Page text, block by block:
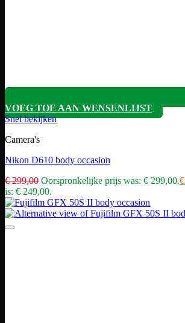
VOEG TOE AAN WENSENLIJST
Snel bekijken
Camera's
Nikon D610 body occasion
€299,00 Oorspronkelijke prijs was: € 299,00.€
is: € 249,00.